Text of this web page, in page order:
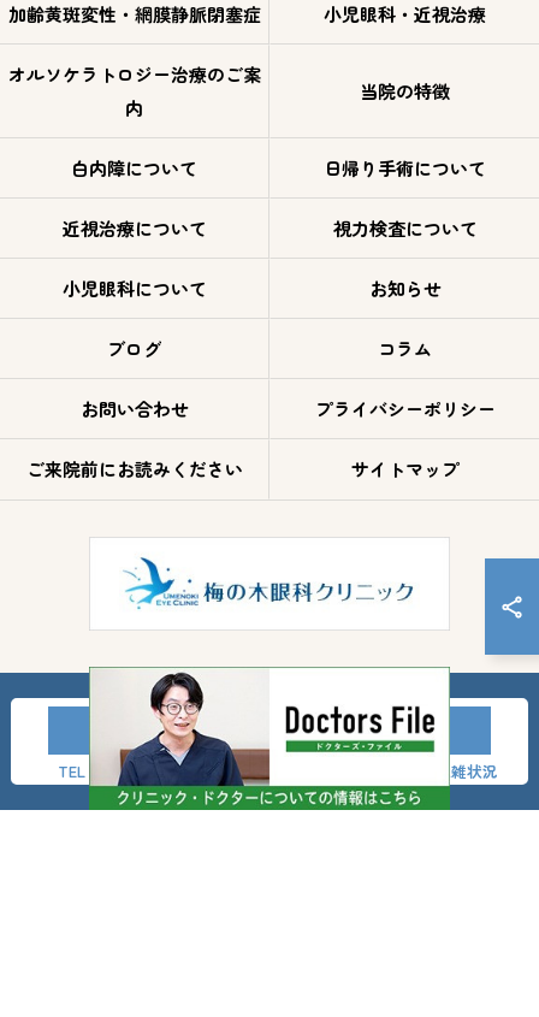
TEL LINE友達登録 混雑状況
加齢黄斑変性・網膜静脈閉塞症 小児眼科・近視治療
オルソケラトロジー治療のご案
内
当院の特徴
白内障について 日帰り手術について
近視治療について 視力検査について
小児眼科について お知らせ
ブログ コラム
お問い合わせ プライバシーポリシー
ご来院前にお読みください サイトマップ